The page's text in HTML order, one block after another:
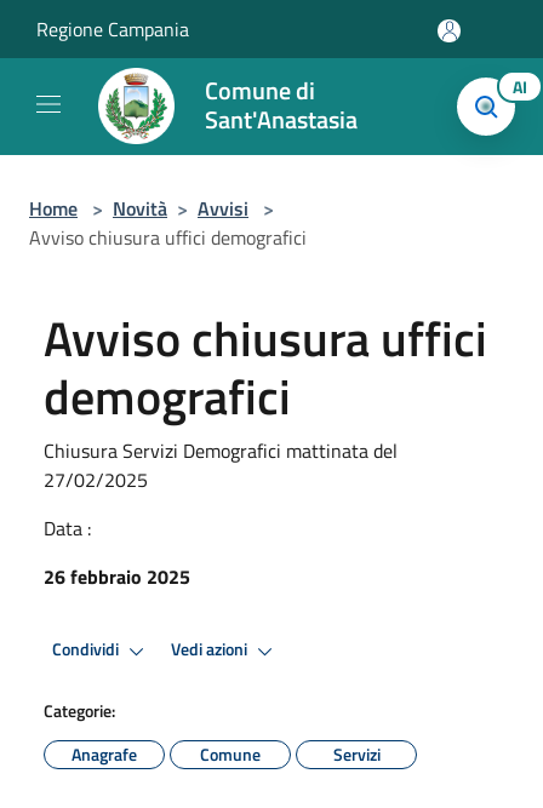
Regione Campania
Comune di
Sant'Anastasia
AI
Home > Novità > Avvisi >
Avviso chiusura uffici demografici
Avviso chiusura uffici
demografici
Chiusura Servizi Demografici mattinata del
27/02/2025
Data :
26 febbraio 2025
Condividi Vedi azioni
Categorie:
Anagrafe
Comune Servizi